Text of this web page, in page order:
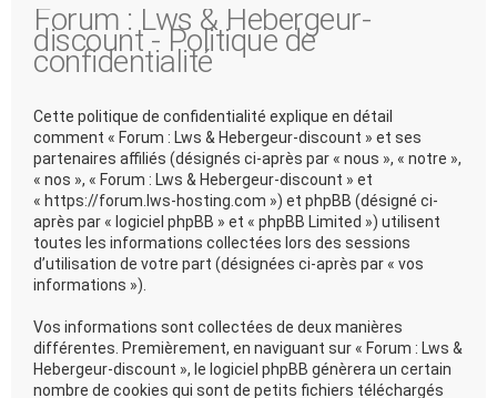
Forum : Lws & Hebergeur-
discount - Politique de
confidentialité
Cette politique de confidentialité explique en détail
comment « Forum : Lws & Hebergeur-discount » et ses
partenaires affiliés (désignés ci-après par « nous », « notre »,
« nos », « Forum : Lws & Hebergeur-discount » et
« https://forum.lws-hosting.com ») et phpBB (désigné ci-
après par « logiciel phpBB » et « phpBB Limited ») utilisent
toutes les informations collectées lors des sessions
d’utilisation de votre part (désignées ci-après par « vos
informations »).
Vos informations sont collectées de deux manières
différentes. Premièrement, en naviguant sur « Forum : Lws &
Hebergeur-discount », le logiciel phpBB génèrera un certain
nombre de cookies qui sont de petits fichiers téléchargés